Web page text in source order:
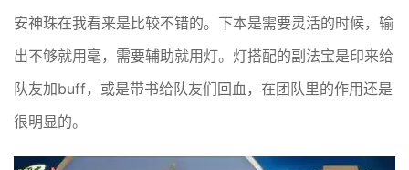
安神珠在我看来是比较不错的。下本是需要灵活的时候，输
出不够就用毫，需要辅助就用灯。灯搭配的副法宝是印来给
队友加buff，或是带书给队友们回血，在团队里的作用还是
很明显的。